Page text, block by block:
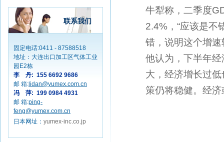
联系我们
固定电话:0411 - 87588518
地址：大连出口加工区气体工业
园E2栋
李 丹: 155 6692 9686
邮 箱: lidan@yumex.com.cn
冯 萍: 199 0984 4931
邮 箱:ping-
feng@yumex.com.cn
日本网址： yumex-inc.co.jp
牛犁称，二季度
2.4%，“应该是不
错，说明这个增速
他认为，下半年
大，经济增长过
策仍将稳健。经